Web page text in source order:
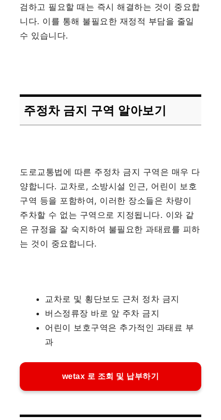
검하고 필요할 때는 즉시 해결하는 것이 중요합
니다. 이를 통해 불필요한 재정적 부담을 줄일
수 있습니다.
주정차 금지 구역 알아보기
도로교통법에 따른 주정차 금지 구역은 매우 다
양합니다. 교차로, 소방시설 인근, 어린이 보호
구역 등을 포함하여, 이러한 장소들은 차량이
주차할 수 없는 구역으로 지정됩니다. 이와 같
은 규정을 잘 숙지하여 불필요한 과태료를 피하
는 것이 중요합니다.
교차로 및 횡단보도 근처 정차 금지
버스정류장 바로 앞 주차 금지
어린이 보호구역은 추가적인 과태료 부
과
wetax 로 조회 및 납부하기